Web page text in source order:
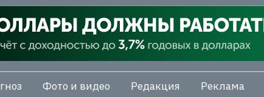
Фото и видео Редакция Реклама